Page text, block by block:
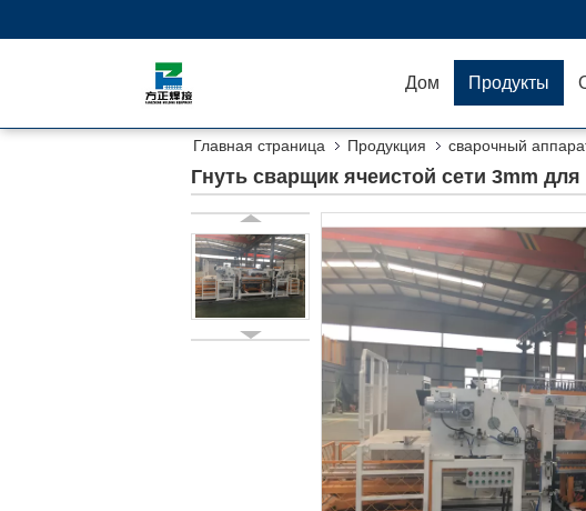
Дом Продукты
Главная страница Продукция сварочный
Гнуть сварщик ячеистой сети 3mm